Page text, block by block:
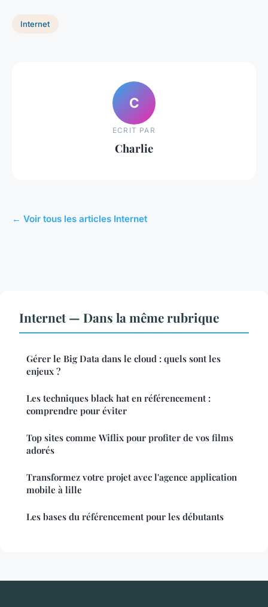
Internet
C
ECRIT PAR
Charlie
← Voir tous les articles Internet
Internet — Dans la même rubrique
Gérer le Big Data dans le cloud : quels sont les
enjeux ?
Les techniques black hat en référencement :
comprendre pour éviter
Top sites comme Wiflix pour profiter de vos films
adorés
Transformez votre projet avec l'agence application
mobile à lille
Les bases du référencement pour les débutants